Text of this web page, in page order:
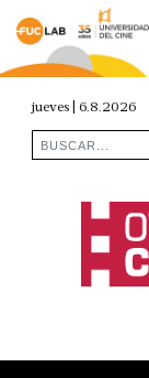
jueves | 6.8.2026